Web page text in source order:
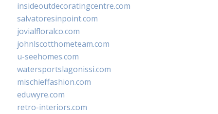
insideoutdecoratingcentre.com
salvatoresinpoint.com
jovialfloralco.com
johnlscotthometeam.com
u-seehomes.com
watersportslagonissi.com
mischieffashion.com
eduwyre.com
retro-interiors.com